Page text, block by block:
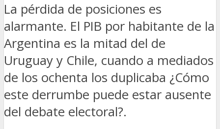
La pérdida de posiciones es
alarmante. El PIB por habitante de la
Argentina es la mitad del de
Uruguay y Chile, cuando a mediados
de los ochenta los duplicaba ¿Cómo
este derrumbe puede estar ausente
del debate electoral?.